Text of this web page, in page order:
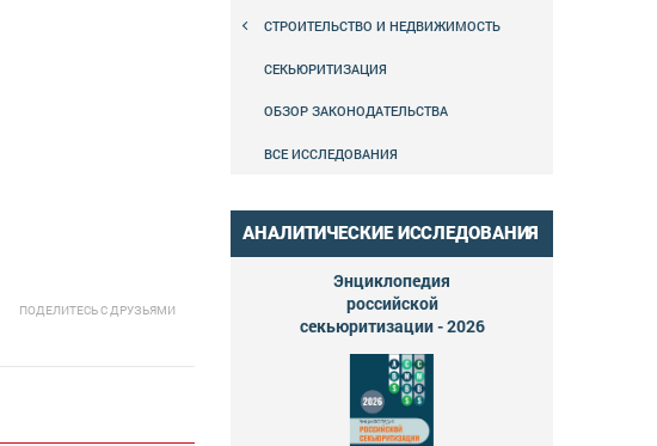
ПОДЕЛИТЕСЬ С ДРУЗЬЯМИ
СТРОИТЕЛЬСТВО И НЕДВИЖИМОСТЬ
СЕКЬЮРИТИЗАЦИЯ
ОБЗОР ЗАКОНОДАТЕЛЬСТВА
ВСЕ ИССЛЕДОВАНИЯ
АНАЛИТИЧЕСКИЕ ИССЛЕДОВАНИЯ
Энциклопедия
российской
секьюритизации - 2026